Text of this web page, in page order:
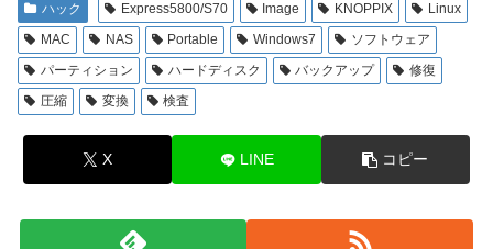
ハック Express5800/S70 Image KNOPPIX
Linux
MAC
NAS Portable Windows7
ソフトウェア
パーティション
ハードディスク バックアップ
修復
圧縮
変換 検査
X LINE コピー